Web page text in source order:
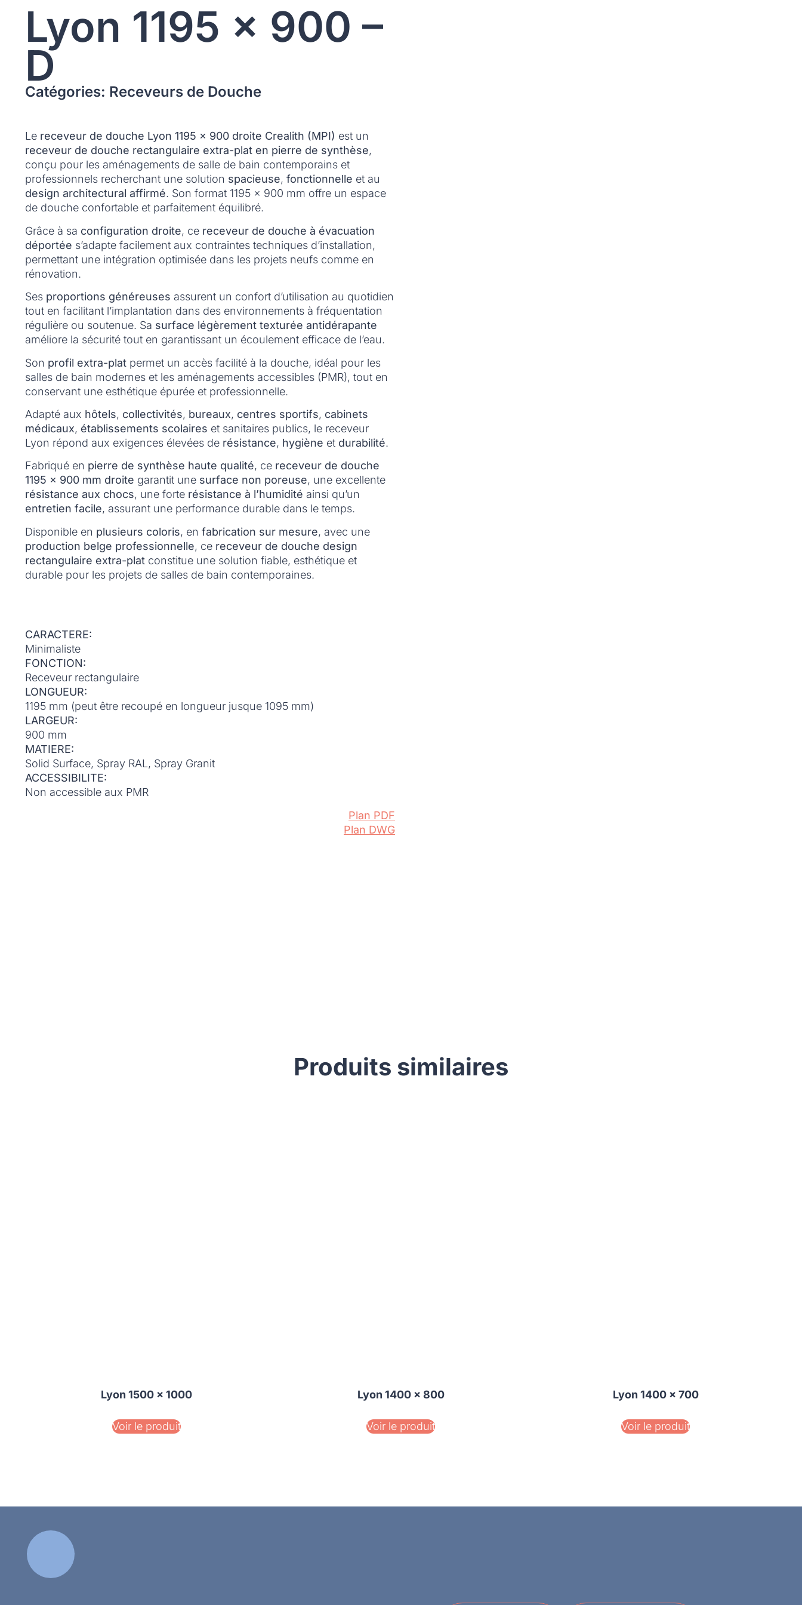
Lyon 1195 x 900 –
D
Catégories: Receveurs de Douche
Le receveur de douche Lyon 1195 x 900 droite Crealith (MPI) est un
receveur de douche rectangulaire extra-plat en pierre de synthèse,
conçu pour les aménagements de salle de bain contemporains et
professionnels recherchant une solution spacieuse, fonctionnelle et au
design architectural affirmé. Son format 1195 x 900 mm offre un espace
de douche confortable et parfaitement équilibré.
Grâce à sa configuration droite, ce receveur de douche à évacuation
déportée s’adapte facilement aux contraintes techniques d’installation,
permettant une intégration optimisée dans les projets neufs comme en
rénovation.
Ses proportions généreuses assurent un confort d’utilisation au quotidien
tout en facilitant l’implantation dans des environnements à fréquentation
régulière ou soutenue. Sa surface légèrement texturée antidérapante
améliore la sécurité tout en garantissant un écoulement efficace de l’eau.
Son profil extra-plat permet un accès facilité à la douche, idéal pour les
salles de bain modernes et les aménagements accessibles (PMR), tout en
conservant une esthétique épurée et professionnelle.
Adapté aux hôtels, collectivités, bureaux, centres sportifs, cabinets
médicaux, établissements scolaires et sanitaires publics, le receveur
Lyon répond aux exigences élevées de résistance, hygiène et durabilité.
Fabriqué en pierre de synthèse haute qualité, ce receveur de douche
1195 x 900 mm droite garantit une surface non poreuse, une excellente
résistance aux chocs, une forte résistance à l’humidité ainsi qu’un
entretien facile, assurant une performance durable dans le temps.
Disponible en plusieurs coloris, en fabrication sur mesure, avec une
production belge professionnelle, ce receveur de douche design
rectangulaire extra-plat constitue une solution fiable, esthétique et
durable pour les projets de salles de bain contemporaines.
CARACTERE:
Minimaliste
FONCTION:
Receveur rectangulaire
LONGUEUR:
1195 mm (peut être recoupé en longueur jusque 1095 mm)
LARGEUR:
900 mm
MATIERE:
Solid Surface, Spray RAL, Spray Granit
ACCESSIBILITE:
Non accessible aux PMR
Plan PDF
Plan DWG
Produits similaires
Lyon 1500 x 1000
Voir le produit
Lyon 1400 x 800
Voir le produit
Lyon 1400 x 700
Voir le produit